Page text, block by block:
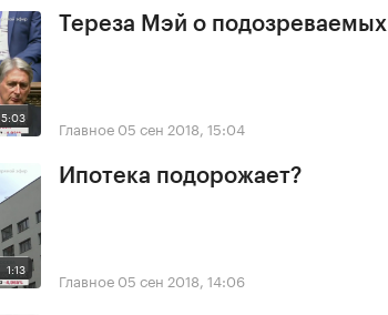
5:03
Тереза Мэй о подозреваемых
Главное 05 сен 2018, 15:04
1:13
Ипотека подорожает?
Главное 05 сен 2018, 14:06